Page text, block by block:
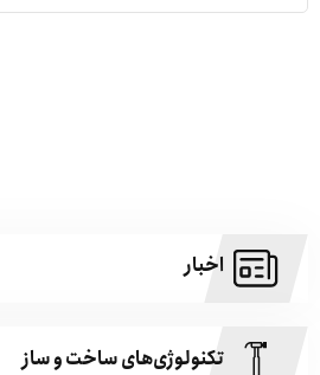
اخبار
تکنولوژی‌های ساخت و ساز